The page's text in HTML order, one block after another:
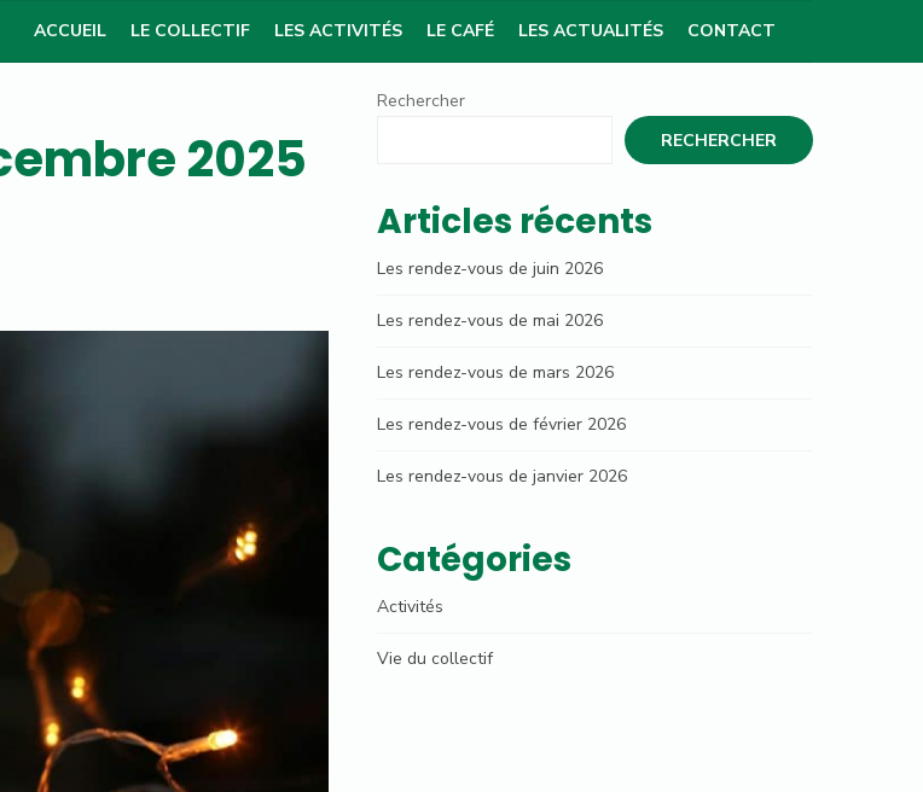
ACCUEIL LE COLLECTIF LES ACTIVITÉS LE CAFÉ LES ACTUALITÉS CONTACT
2025
Rechercher
RECHERCHER
Articles récents
Les rendez-vous de juin 2026
Les rendez-vous de mai 2026
Les rendez-vous de mars 2026
Les rendez-vous de février 2026
Les rendez-vous de janvier 2026
Catégories
Activités
Vie du collectif